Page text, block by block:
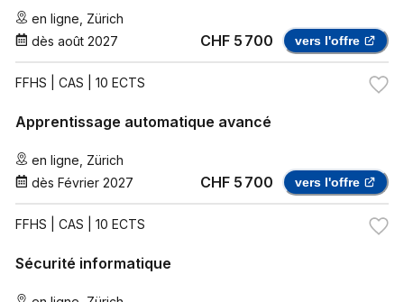
en ligne Zürich
dès août 2027 CHF 5 700 vers l'offre
FFHS | CAS | 10 ECTS
Apprentissage automatique avancé
en ligne Zürich
dès Février 2027 CHF 5 700 vers l'offre
FFHS | CAS | 10 ECTS
Sécurité informatique